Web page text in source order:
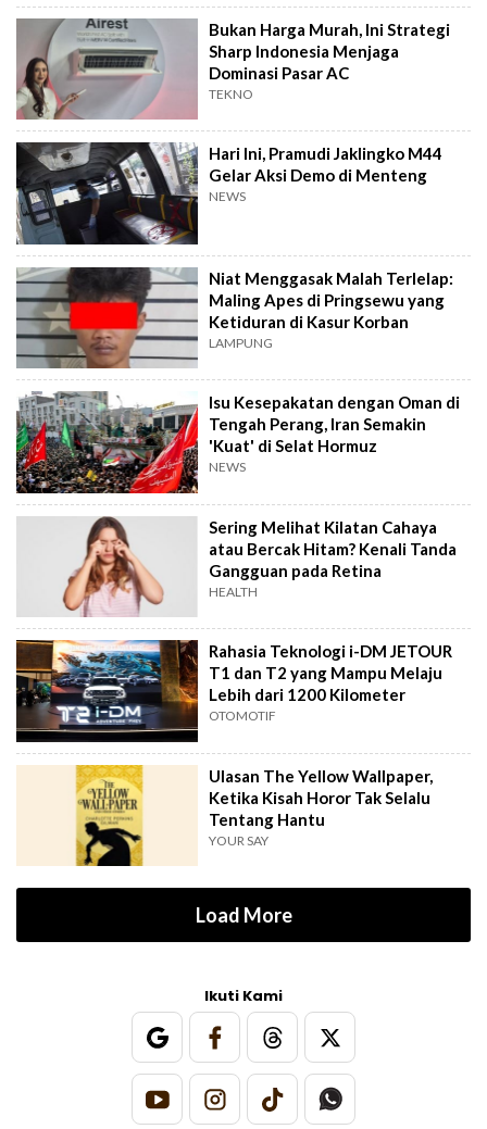
Bukan Harga Murah, Ini Strategi
Sharp Indonesia Menjaga
Dominasi Pasar AC
TEKNO
Hari Ini, Pramudi Jaklingko M44
Gelar Aksi Demo di Menteng
NEWS
Niat Menggasak Malah Terlelap:
Maling Apes di Pringsewu yang
Ketiduran di Kasur Korban
LAMPUNG
Isu Kesepakatan dengan Oman di
Tengah Perang, Iran Semakin
'Kuat' di Selat Hormuz
NEWS
Sering Melihat Kilatan Cahaya
atau Bercak Hitam? Kenali Tanda
Gangguan pada Retina
HEALTH
Rahasia Teknologi i-DM JETOUR
T1 dan T2 yang Mampu Melaju
Lebih dari 1200 Kilometer
OTOMOTIF
Ulasan The Yellow Wallpaper,
Ketika Kisah Horor Tak Selalu
Tentang Hantu
YOUR SAY
Load More
Ikuti Kami